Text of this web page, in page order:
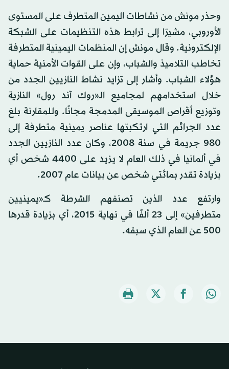
وحذر مونش من نشاطات اليمين المتطرف على المستوى
الأوروبي، مشيرًا إلى ترابط هذه التنظيمات على الشبكة
الإلكترونية. وقال مونش إن المنظمات اليمينية المتطرفة
تخاطب التلاميذ والشباب، وإن على القوات الأمنية حماية
هؤلاء الشباب. وأشار إلى تزايد نشاط النازيين الجدد من
خلال استخدامهم لمجاميع الـ«روك آند رول» النازية
وتوزيع أقراص الموسيقى المدمجة مجانًا. وللمقارنة بلغ
عدد الجرائم التي ارتكبتها عناصر يمينية متطرفة إلى
980 جريمة في سنة 2008، وكان عدد النازيين الجدد
في ألمانيا في ذلك العام لا يزيد على 4400 شخص أي
بزيادة تقدر بمائتي شخص عن بيانات عام 2007.
وارتفع عدد الذين تصنفهم الشرطة كـ«يمينيين
متطرفين» إلى 23 ألفًا في نهاية 2015، أي بزيادة قدرها
500 عن العام الذي سبقه.